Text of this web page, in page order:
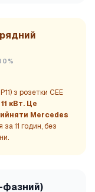
з розетки CEE
11 кВт. Це
Mercedes
11 годин, без
фазний)